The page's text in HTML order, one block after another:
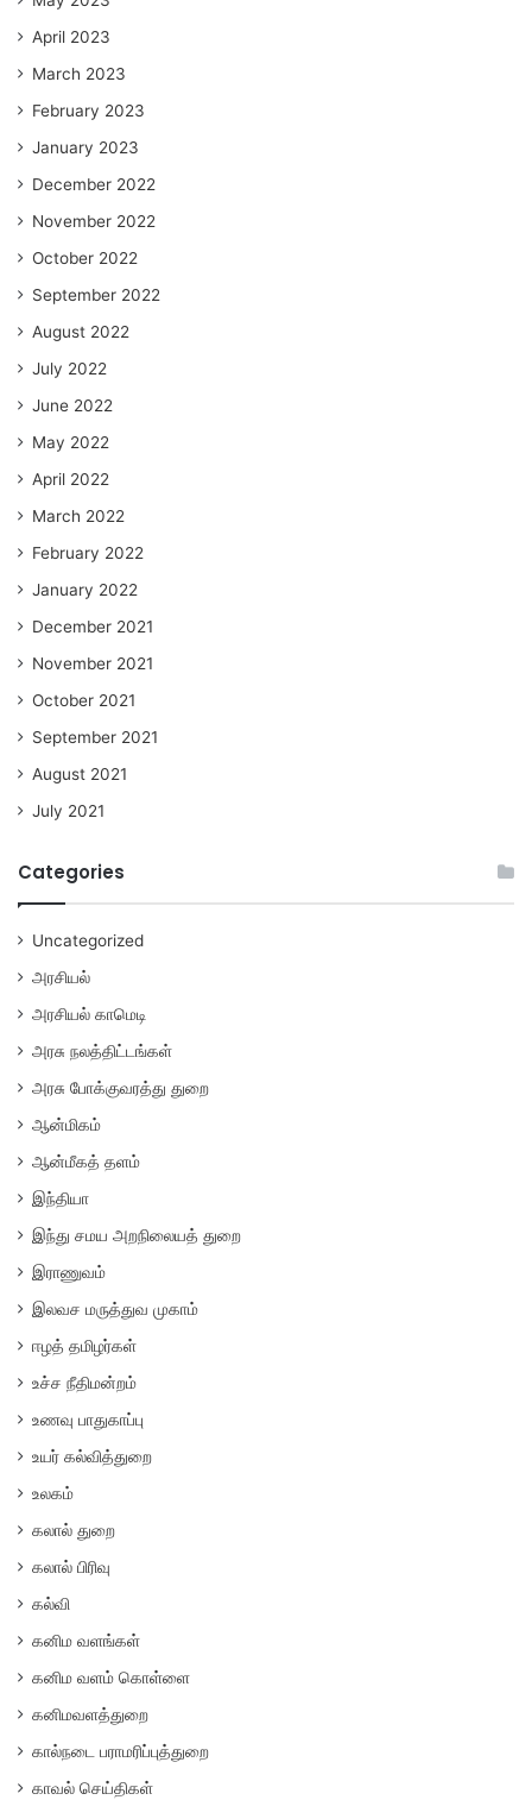
April 2023
March 2023
February 2023
January 2023
December 2022
November 2022
October 2022
September 2022
August 2022
July 2022
June 2022
May 2022
April 2022
March 2022
February 2022
January 2022
December 2021
November 2021
October 2021
September 2021
August 2021
July 2021
Categories
Uncategorized
அரசியல்
அரசியல் காமெடி
அரசு நலத்திட்டங்கள்
அரசு போக்குவரத்து துறை
ஆன்மிகம்
ஆன்மீகத் தளம்
இந்தியா
இந்து சமய அறநிலையத் துறை
இராணுவம்
இலவச மருத்துவ முகாம்
ஈழத் தமிழர்கள்
உச்ச நீதிமன்றம்
உணவு பாதுகாப்பு
உயர் கல்வித்துறை
உலகம்
கலால் துறை
கலால் பிரிவு
கல்வி
கனிம வளங்கள்
கனிம வளம் கொள்ளை
கனிமவளத்துறை
கால்நடை பராமரிப்புத்துறை
காவல் செய்திகள்